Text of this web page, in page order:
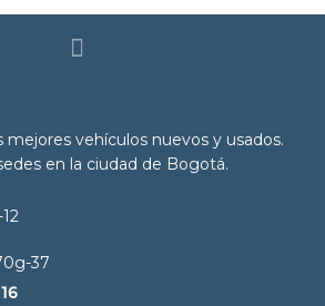
mejores vehículos nuevos y usados.
en la ciudad de Bogotá.
37